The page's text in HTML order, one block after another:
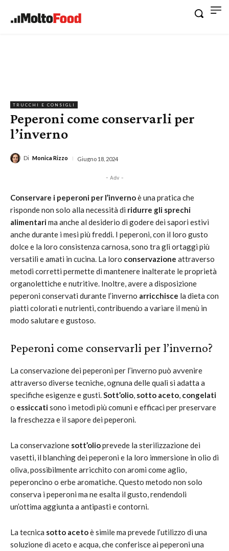
TRUCCHI E CONSIGLI
Peperoni come conservarli per
l’inverno
Di Monica Rizzo Giugno 18, 2024
- Adv -
Conservare i peperoni per l’invernoè una pratica che
risponde non solo alla necessità di ridurre gli sprechi
alimentarima anche al desiderio di godere dei sapori estivi
anche durante i mesi più freddi. I peperoni, con il loro gusto
dolce e la loro consistenza carnosa, sono tra gli ortaggi più
versatili e amati in cucina. La loro conservazione attraverso
metodi corretti permette di mantenere inalterate le proprietà
organolettiche e nutritive. Inoltre, avere a disposizione
peperoni conservati durante l’inverno arricchisce la dieta con
piatti colorati e nutrienti, contribuendo a variare il menù in
modo salutare e gustoso.
Peperoni come conservarli per l’inverno?
La conservazione dei peperoni per l’inverno può avvenire
attraverso diverse tecniche, ognuna delle quali si adatta a
specifiche esigenze e gusti.Sott’olio, sotto aceto, congelati
o essiccatisono i metodi più comuni e efficaci per preservare
la freschezza e il sapore dei peperoni.
La conservazione sott’olioprevede la sterilizzazione dei
vasetti, il blanching dei peperoni e la loro immersione in olio di
oliva, possibilmente arricchito con aromi come aglio,
peperoncino o erbe aromatiche. Questo metodo non solo
conserva i peperoni ma ne esalta il gusto, rendendoli
un’ottima aggiunta a antipasti e contorni.
La tecnica sotto acetoè simile ma prevede l’utilizzo di una
soluzione di aceto e acqua, che conferisce ai peperoni una